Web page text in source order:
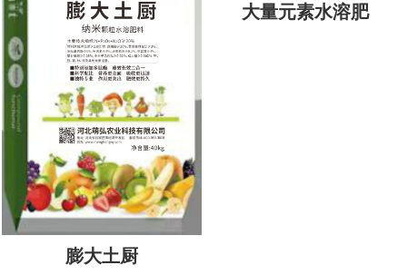
膨大土厨
大量元素水溶肥